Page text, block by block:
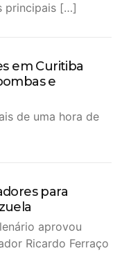
principais […]
em Curitiba
e
de uma hora de
para
aprovou
Ricardo Ferraço